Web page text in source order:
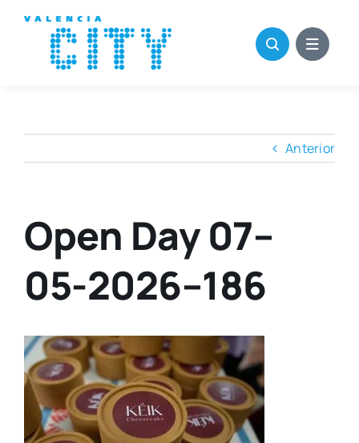
contenido
Anterior
Open Day 07–
05-2026–186